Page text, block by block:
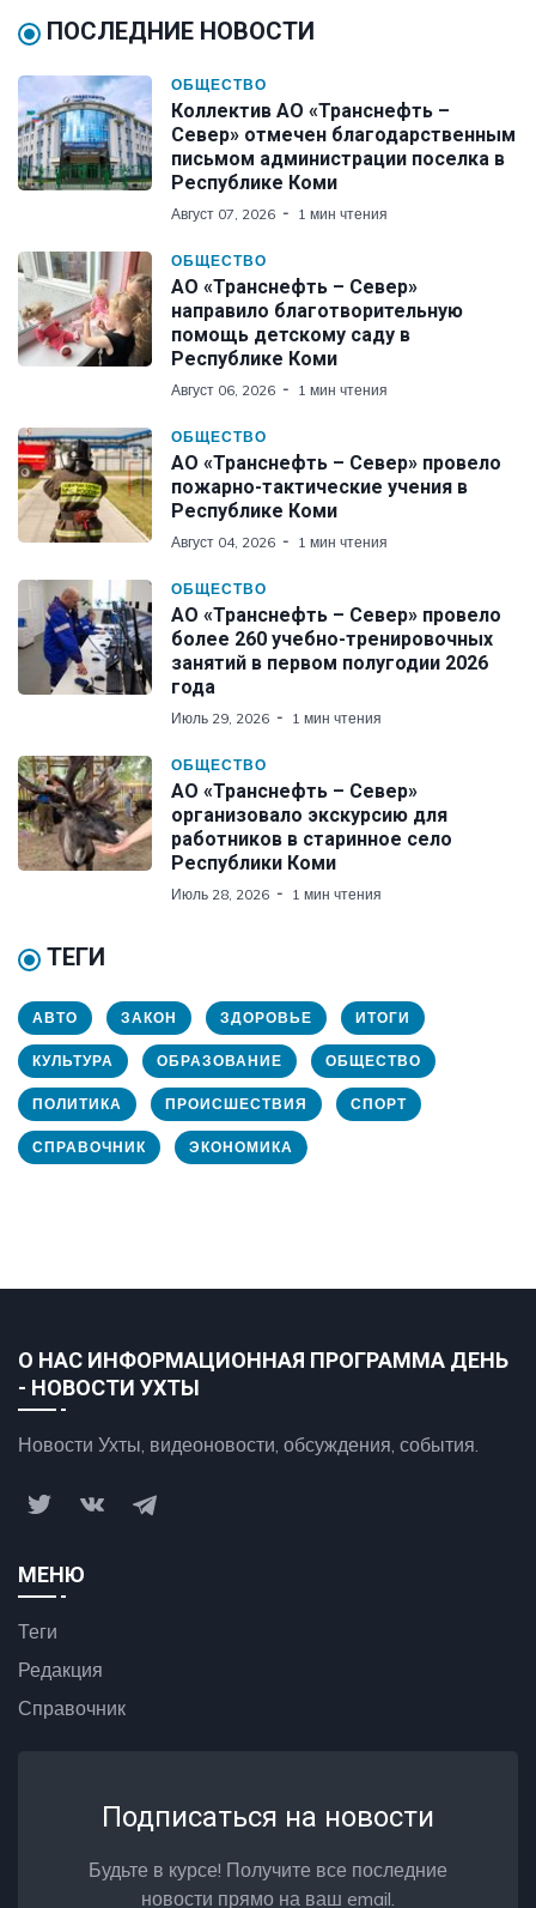
ПОСЛЕДНИЕ НОВОСТИ
ОБЩЕСТВО
Коллектив АО «Транснефть –
Север» отмечен благодарственным
письмом администрации поселка в
Республике Коми
Август 07, 2026 1 мин чтения
ОБЩЕСТВО
АО «Транснефть – Север»
направило благотворительную
помощь детскому саду в
Республике Коми
Август 06, 2026 1 мин чтения
ОБЩЕСТВО
АО «Транснефть – Север» провело
пожарно-тактические учения в
Республике Коми
Август 04, 2026 1 мин чтения
ОБЩЕСТВО
АО «Транснефть – Север» провело
более 260 учебно-тренировочных
занятий в первом полугодии 2026
года
Июль 29, 2026 1 мин чтения
ОБЩЕСТВО
АО «Транснефть – Север»
организовало экскурсию для
работников в старинное село
Республики Коми
Июль 28, 2026 1 мин чтения
ТЕГИ
АВТО ЗАКОН ЗДОРОВЬЕ ИТОГИ
КУЛЬТУРА ОБРАЗОВАНИЕ ОБЩЕСТВО
ПОЛИТИКА ПРОИСШЕСТВИЯ СПОРТ
СПРАВОЧНИК ЭКОНОМИКА
О НАС ИНФОРМАЦИОННАЯ ПРОГРАММА ДЕНЬ
- НОВОСТИ УХТЫ
Новости Ухты, видеоновости, обсуждения, события.
МЕНЮ
Теги
Редакция
Справочник
Подписаться на новости
Будьте в курсе! Получите все последние
новости прямо на ваш email.